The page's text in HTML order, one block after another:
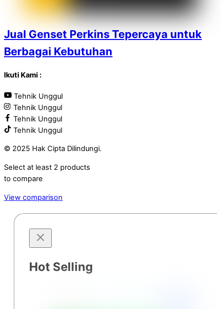
Jual Genset Perkins Tepercaya untuk
Berbagai Kebutuhan
Ikuti Kami :
Tehnik Unggul
Tehnik Unggul
Tehnik Unggul
Tehnik Unggul
© 2025 Hak Cipta Dilindungi.
Select at least 2 products
to compare
View comparison
Hot Selling